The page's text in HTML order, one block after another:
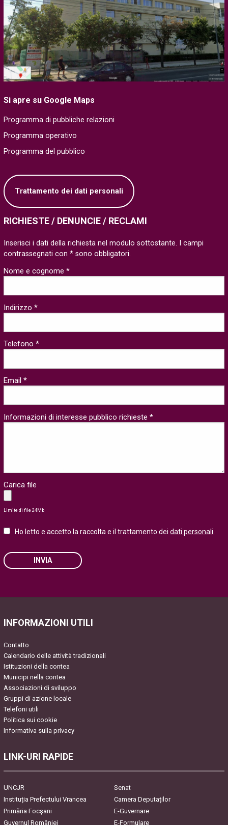
Si apre su Google Maps
Programma di pubbliche relazioni
Programma operativo
Programma del pubblico
Trattamento dei dati personali
RICHIESTE / DENUNCIE / RECLAMI
Inserisci i dati della richiesta nel modulo sottostante. I campi
contrassegnati con * sono obbligatori.
Nome e cognome *
Indirizzo *
Telefono *
Email *
Informazioni di interesse pubblico richieste *
Carica file
Limite di file 24Mb
Ho letto e accetto la raccolta e il trattamento deidati personali.
INVIA
INFORMAZIONI UTILI
Contatto
Calendario delle attività tradizionali
Istituzioni della contea
Municipi nella contea
Associazioni di sviluppo
Gruppi di azione locale
Telefoni utili
Politica sui cookie
Informativa sulla privacy
LINK-URI RAPIDE
UNCJR
Senat
Instituția Prefectului Vrancea
Camera Deputaților
Primăria Focşani
E-Guvernare
Guvernul României
E-Formulare